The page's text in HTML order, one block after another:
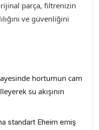
parça, filtrenizin
ve güvenliğini
hortumun cam
su akışının
standart Eheim emiş